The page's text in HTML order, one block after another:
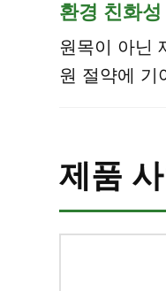
환경 친화성
원목이 아닌
원 절약에 기
제품